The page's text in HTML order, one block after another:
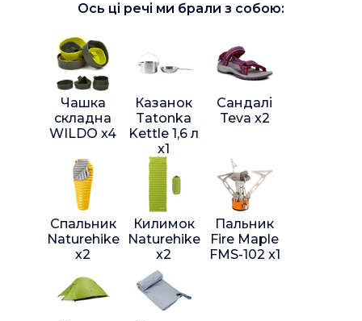
Ось ці речі ми брали з собою:
Чашка
складна
WILDO x4
Казанок
Tatonka
Kettle 1,6 л
x1
Сандалі
Teva x2
Спальник
Naturehike
x2
Килимок
Naturehike
x2
Пальник
Fire Maple
FMS-102 x1